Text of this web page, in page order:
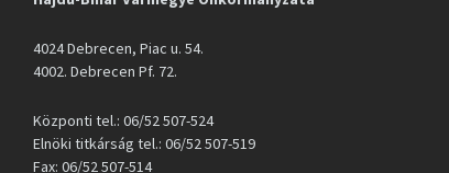
4024 Debrecen, Piac u. 54.
4002. Debrecen Pf. 72.
Központi tel.: 06/52 507-524
Elnöki titkárság tel.: 06/52 507-519
Fax: 06/52 507-514